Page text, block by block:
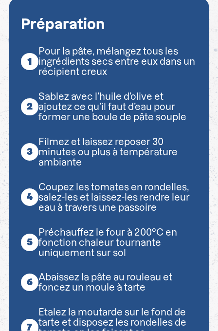
Préparation
Pour la pâte, mélangez tous les
ingrédients secs entre eux dans un
récipient creux
Sablez avec l’huile d’olive et
ajoutez ce qu’il faut d’eau pour
former une boule de pâte souple
Filmez et laissez reposer 30
minutes ou plus à température
ambiante
Coupez les tomates en rondelles,
salez-les et laissez-les rendre leur
eau à travers une passoire
Préchauffez le four à 200°C en
fonction chaleur tournante
uniquement sur sol
Abaissez la pâte au rouleau et
foncez un moule à tarte
Etalez la moutarde sur le fond de
tarte et disposez les rondelles de